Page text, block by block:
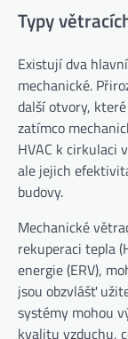
Typy
Existují dva
mechanické.
další otvory,
zatímco
HVAC k cirkulaci
ale jejich
budovy.
Mechanické
rekuperaci tepla
energie (ERV),
jsou obzvlášť
systémy mohou
kvalitu vzduchu,